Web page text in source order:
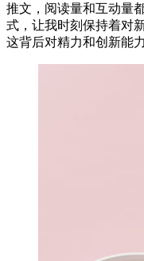
推文，阅读量和互动量
式，让我时刻保持着对
这背后对精力和创新能